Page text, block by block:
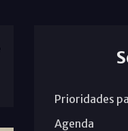
Prioridades
Agenda